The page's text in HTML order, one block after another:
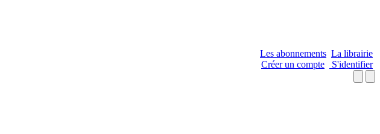
Les abonnements La librairie
Créer un compte
S'identifier